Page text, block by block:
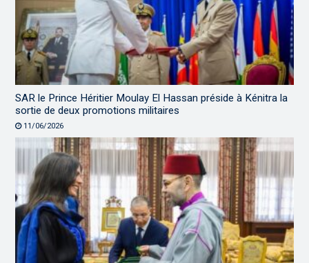
SAR le Prince Héritier Moulay El Hassan préside à Kénitra la
sortie de deux promotions militaires
11/06/2026